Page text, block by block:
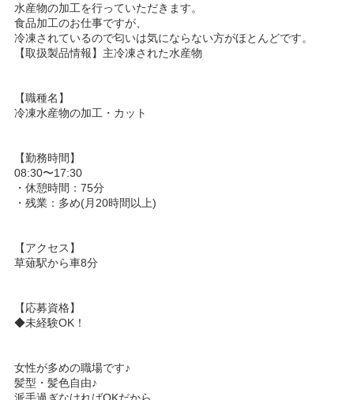
水産物の加工を行っていただきます。
食品加工のお仕事ですが、
冷凍されているので匂いは気にならない方がほとんどです。
【取扱製品情報】主冷凍された水産物
【職種名】
冷凍水産物の加工・カット
【勤務時間】
08:30〜17:30
・休憩時間：75分
・残業：多め(月20時間以上)
【アクセス】
草薙駅から車8分
【応募資格】
◆未経験OK！
女性が多めの職場です♪
髪型・髪色自由♪
派手過ぎなければOKだから、